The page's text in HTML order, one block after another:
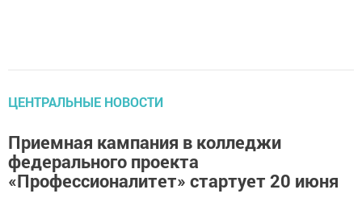
ЦЕНТРАЛЬНЫЕ НОВОСТИ
Приемная кампания в колледжи
федерального проекта
«Профессионалитет» стартует 20 июня